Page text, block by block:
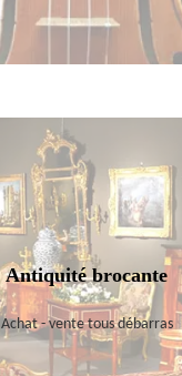
Antiquité brocante
Achat - vente tous débarras